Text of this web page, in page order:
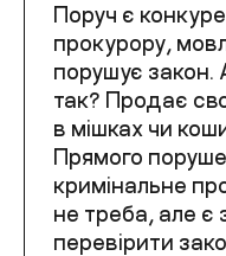
Поруч є
прокурору,
порушує закон.
так? Продає
в мішках чи
Прямого
кримінальне
не треба, але є
перевірити